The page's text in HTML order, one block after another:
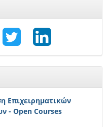
Επιχειρηματικών
- Open Courses